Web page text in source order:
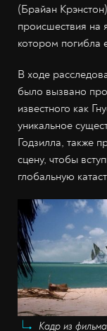
(Брайан
происшествия на
котором погибла
В ходе
было вызвано
известного как
уникальное
Годзилла, также
сцену, чтобы
глобальную
Кадр из